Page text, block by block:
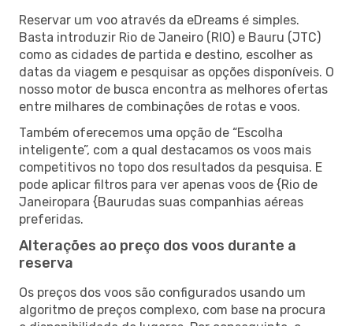
Reservar um voo através da eDreams é simples.
Basta introduzir Rio de Janeiro (RIO) e Bauru (JTC)
como as cidades de partida e destino, escolher as
datas da viagem e pesquisar as opções disponíveis. O
nosso motor de busca encontra as melhores ofertas
entre milhares de combinações de rotas e voos.
Também oferecemos uma opção de “Escolha
inteligente”, com a qual destacamos os voos mais
competitivos no topo dos resultados da pesquisa. E
pode aplicar filtros para ver apenas voos de {Rio de
Janeiropara {Baurudas suas companhias aéreas
preferidas.
Alterações ao preço dos voos durante a
reserva
Os preços dos voos são configurados usando um
algoritmo de preços complexo, com base na procura